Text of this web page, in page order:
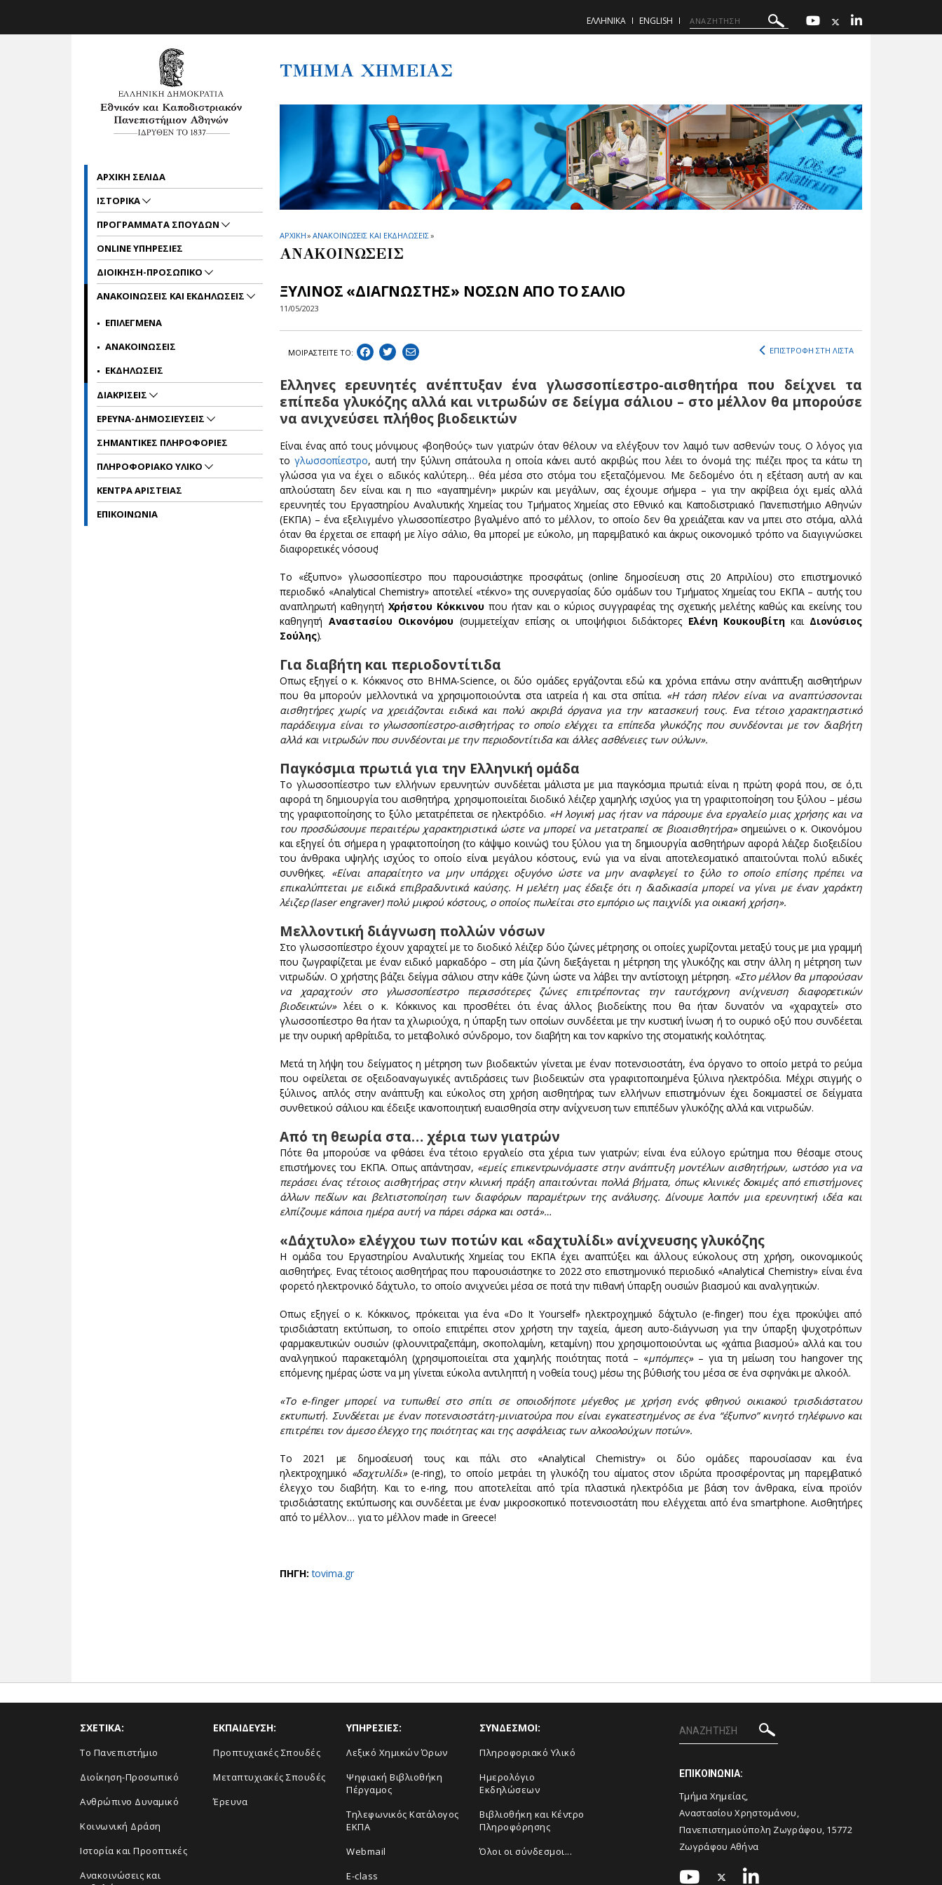
ΕΛΛΗΝΙΚΑ ENGLISH
ΤΜΗΜΑ ΧΗΜΕΙΑΣ
ΑΡΧΙΚΗ» ΑΝΑΚΟΙΝΩΣΕΙΣ ΚΑΙ ΕΚΔΗΛΩΣΕΙΣ»
ΑΝΑΚΟΙΝΩΣΕΙΣ
ΞΥΛΙΝΟΣ «ΔΙΑΓΝΩΣΤΗΣ» ΝΟΣΩΝ ΑΠΟ ΤΟ ΣΑΛΙΟ
11/05/2023
ΜΟΙΡΑΣΤEIΤΕ ΤΟ: ΕΠΙΣΤΡΟΦΗ ΣΤΗ ΛΙΣΤΑ
Ελληνες ερευνητές ανέπτυξαν ένα γλωσσοπίεστρο-αισθητήρα που δείχνει τα
επίπεδα γλυκόζης αλλά και νιτρωδών σε δείγμα σάλιου – στο μέλλον θα μπορούσε
να ανιχνεύσει πλήθος βιοδεικτών
Eίναι ένας από τους μόνιμους «βοηθούς» των γιατρών όταν θέλουν να ελέγξουν τον λαιμό των ασθενών τους. Ο λόγος για
το γλωσσοπίεστρο, αυτή την ξύλινη σπάτουλα η οποία κάνει αυτό ακριβώς που λέει το όνομά της: πιέζει προς τα κάτω τη
γλώσσα για να έχει ο ειδικός καλύτερη… θέα μέσα στο στόμα του εξεταζόμενου. Με δεδομένο ότι η εξέταση αυτή αν και
απλούστατη δεν είναι και η πιο «αγαπημένη» μικρών και μεγάλων, σας έχουμε σήμερα – για την ακρίβεια όχι εμείς αλλά
ερευνητές του Εργαστηρίου Αναλυτικής Χημείας του Τμήματος Χημείας στο Εθνικό και Καποδιστριακό Πανεπιστήμιο Αθηνών
(ΕΚΠΑ) – ένα εξελιγμένο γλωσσοπίεστρο βγαλμένο από το μέλλον, το οποίο δεν θα χρειάζεται καν να μπει στο στόμα, αλλά
όταν θα έρχεται σε επαφή με λίγο σάλιο, θα μπορεί με εύκολο, μη παρεμβατικό και άκρως οικονομικό τρόπο να διαγιγνώσκει
διαφορετικές νόσους!
Το «έξυπνο» γλωσσοπίεστρο που παρουσιάστηκε προσφάτως (online δημοσίευση στις 20 Απριλίου) στo επιστημονικό
περιοδικό «Analytical Chemistry» αποτελεί «τέκνο» της συνεργασίας δύο ομάδων του Τμήματος Χημείας του ΕΚΠΑ – αυτής του
αναπληρωτή καθηγητή Χρήστου Κόκκινουπου ήταν και ο κύριος συγγραφέας της σχετικής μελέτης καθώς και εκείνης του
καθηγητή Αναστασίου Οικονόμου (συμμετείχαν επίσης οι υποψήφιοι διδάκτορες Ελένη Κουκουβίτηκαι Διονύσιος
Σούλης).
Για διαβήτη και περιοδοντίτιδα
Οπως εξηγεί ο κ. Κόκκινος στο ΒΗΜΑ-Science, οι δύο ομάδες εργάζονται εδώ και χρόνια επάνω στην ανάπτυξη αισθητήρων
που θα μπορούν μελλοντικά να χρησιμοποιούνται στα ιατρεία ή και στα σπίτια. «Η τάση πλέον είναι να αναπτύσσονται
αισθητήρες χωρίς να χρειάζονται ειδικά και πολύ ακριβά όργανα για την κατασκευή τους. Ενα τέτοιο χαρακτηριστικό
παράδειγμα είναι το γλωσσοπίεστρο-αισθητήρας το οποίο ελέγχει τα επίπεδα γλυκόζης που συνδέονται με τον διαβήτη
αλλά και νιτρωδών που συνδέονται με την περιοδοντίτιδα και άλλες ασθένειες των ούλων».
Παγκόσμια πρωτιά για την Eλληνική ομάδα
Το γλωσσοπίεστρο των ελλήνων ερευνητών συνδέεται μάλιστα με μια παγκόσμια πρωτιά: είναι η πρώτη φορά που, σε ό,τι
αφορά τη δημιουργία του αισθητήρα, χρησιμοποιείται διοδικό λέιζερ χαμηλής ισχύος για τη γραφιτοποίηση του ξύλου – μέσω
της γραφιτοποίησης το ξύλο μετατρέπεται σε ηλεκτρόδιο. «Η λογική μας ήταν να πάρουμε ένα εργαλείο μιας χρήσης και να
του προσδώσουμε περαιτέρω χαρακτηριστικά ώστε να μπορεί να μετατραπεί σε βιοαισθητήρα»σημειώνει ο κ. Οικονόμου
και εξηγεί ότι σήμερα η γραφιτοποίηση (το κάψιμο κοινώς) του ξύλου για τη δημιουργία αισθητήρων αφορά λέιζερ διοξειδίου
του άνθρακα υψηλής ισχύος το οποίο είναι μεγάλου κόστους, ενώ για να είναι αποτελεσματικό απαιτούνται πολύ ειδικές
συνθήκες. «Είναι απαραίτητο να μην υπάρχει οξυγόνο ώστε να μην αναφλεγεί το ξύλο το οποίο επίσης πρέπει να
επικαλύπτεται με ειδικά επιβραδυντικά καύσης. Η μελέτη μας έδειξε ότι η διαδικασία μπορεί να γίνει με έναν χαράκτη
λέιζερ (laser engraver) πολύ μικρού κόστους, ο οποίος πωλείται στο εμπόριο ως παιχνίδι για οικιακή χρήση».
Μελλοντική διάγνωση πολλών νόσων
Στο γλωσσοπίεστρο έχουν χαραχτεί με το διοδικό λέιζερ δύο ζώνες μέτρησης οι οποίες χωρίζονται μεταξύ τους με μια γραμμή
που ζωγραφίζεται με έναν ειδικό μαρκαδόρο – στη μία ζώνη διεξάγεται η μέτρηση της γλυκόζης και στην άλλη η μέτρηση των
νιτρωδών. Ο χρήστης βάζει δείγμα σάλιου στην κάθε ζώνη ώστε να λάβει την αντίστοιχη μέτρηση. «Στο μέλλον θα μπορούσαν
να χαραχτούν στο γλωσσοπίεστρο περισσότερες ζώνες επιτρέποντας την ταυτόχρονη ανίχνευση διαφορετικών
βιοδεικτών» λέει ο κ. Κόκκινος και προσθέτει ότι ένας άλλος βιοδείκτης που θα ήταν δυνατόν να «χαραχτεί» στο
γλωσσοπίεστρο θα ήταν τα χλωριούχα, η ύπαρξη των οποίων συνδέεται με την κυστική ίνωση ή το ουρικό οξύ που συνδέεται
με την ουρική αρθρίτιδα, το μεταβολικό σύνδρομο, τον διαβήτη και τον καρκίνο της στοματικής κοιλότητας.
Μετά τη λήψη του δείγματος η μέτρηση των βιοδεικτών γίνεται με έναν ποτενσιοστάτη, ένα όργανο το οποίο μετρά το ρεύμα
που οφείλεται σε οξειδοαναγωγικές αντιδράσεις των βιοδεικτών στα γραφιτοποιημένα ξύλινα ηλεκτρόδια. Μέχρι στιγμής ο
ξύλινος, απλός στην ανάπτυξη και εύκολος στη χρήση αισθητήρας των ελλήνων επιστημόνων έχει δοκιμαστεί σε δείγματα
συνθετικού σάλιου και έδειξε ικανοποιητική ευαισθησία στην ανίχνευση των επιπέδων γλυκόζης αλλά και νιτρωδών.
Από τη θεωρία στα… χέρια των γιατρών
Πότε θα μπορούσε να φθάσει ένα τέτοιο εργαλείο στα χέρια των γιατρών; είναι ένα εύλογο ερώτημα που θέσαμε στους
επιστήμονες του ΕΚΠΑ. Οπως απάντησαν, «εμείς επικεντρωνόμαστε στην ανάπτυξη μοντέλων αισθητήρων, ωστόσο για να
περάσει ένας τέτοιος αισθητήρας στην κλινική πράξη απαιτούνται πολλά βήματα, όπως κλινικές δοκιμές από επιστήμονες
άλλων πεδίων και βελτιστοποίηση των διαφόρων παραμέτρων της ανάλυσης. Δίνουμε λοιπόν μια ερευνητική ιδέα και
ελπίζουμε κάποια ημέρα αυτή να πάρει σάρκα και οστά»…
«Δάχτυλο» ελέγχου των ποτών και «δαχτυλίδι» ανίχνευσης γλυκόζης
Η ομάδα του Εργαστηρίου Αναλυτικής Χημείας του ΕΚΠΑ έχει αναπτύξει και άλλους εύκολους στη χρήση, οικονομικούς
αισθητήρες. Ενας τέτοιος αισθητήρας που παρουσιάστηκε το 2022 στο επιστημονικό περιοδικό «Analytical Chemistry» είναι ένα
φορετό ηλεκτρονικό δάχτυλο, το οποίο ανιχνεύει μέσα σε ποτά την πιθανή ύπαρξη ουσιών βιασμού και αναλγητικών.
Οπως εξηγεί ο κ. Κόκκινος, πρόκειται για ένα «Do It Yourself» ηλεκτροχημικό δάχτυλο (e-finger) που έχει προκύψει από
τρισδιάστατη εκτύπωση, το οποίο επιτρέπει στον χρήστη την ταχεία, άμεση αυτο-διάγνωση για την ύπαρξη ψυχοτρόπων
φαρμακευτικών ουσιών (φλουνιτραζεπάμη, σκοπολαμίνη, κεταμίνη) που χρησιμοποιούνται ως «χάπια βιασμού» αλλά και του
αναλγητικού παρακεταμόλη (χρησιμοποιείται στα χαμηλής ποιότητας ποτά – «μπόμπες»– για τη μείωση του hangover της
επόμενης ημέρας ώστε να μη γίνεται εύκολα αντιληπτή η νοθεία τους) μέσω της βύθισής του μέσα σε ένα σφηνάκι με αλκοόλ.
«Το e-finger μπορεί να τυπωθεί στο σπίτι σε οποιοδήποτε μέγεθος με χρήση ενός φθηνού οικιακού τρισδιάστατου
εκτυπωτή. Συνδέεται με έναν ποτενσιοστάτη-μινιατούρα που είναι εγκατεστημένος σε ένα “έξυπνο” κινητό τηλέφωνο και
επιτρέπει τον άμεσο έλεγχο της ποιότητας και της ασφάλειας των αλκοολούχων ποτών».
Το 2021 με δημοσίευσή τους και πάλι στο «Analytical Chemistry» οι δύο ομάδες παρουσίασαν και ένα
ηλεκτροχημικό «δαχτυλίδι»(e-ring), το οποίο μετράει τη γλυκόζη του αίματος στον ιδρώτα προσφέροντας μη παρεμβατικό
έλεγχο του διαβήτη. Και το e-ring, που αποτελείται από τρία πλαστικά ηλεκτρόδια με βάση τον άνθρακα, είναι προϊόν
τρισδιάστατης εκτύπωσης και συνδέεται με έναν μικροσκοπικό ποτενσιοστάτη που ελέγχεται από ένα smartphone. Αισθητήρες
από το μέλλον… για το μέλλον made in Greece!
ΠΗΓΗ:tovima.gr
ΑΡΧΙΚΗ ΣΕΛΙΔΑ
ΙΣΤΟΡΙΚΑ
ΠΡΟΓΡΑΜΜΑΤΑ ΣΠΟΥΔΩΝ
ONLINE ΥΠΗΡΕΣΙΕΣ
ΔΙΟΙΚΗΣΗ-ΠΡΟΣΩΠΙΚΟ
ΑΝΑΚΟΙΝΩΣΕΙΣ ΚΑΙ ΕΚΔΗΛΩΣΕΙΣ
ΕΠΙΛΕΓΜΕΝΑ
ΑΝΑΚΟΙΝΩΣΕΙΣ
ΕΚΔΗΛΩΣΕΙΣ
ΔΙΑΚΡΙΣΕΙΣ
ΕΡΕΥΝΑ-ΔΗΜΟΣΙΕΥΣΕΙΣ
ΣΗΜΑΝΤΙΚΕΣ ΠΛΗΡΟΦΟΡΙΕΣ
ΠΛΗΡΟΦΟΡΙΑΚΟ ΥΛΙΚΟ
ΚΕΝΤΡΑ ΑΡΙΣΤΕΙΑΣ
ΕΠΙΚΟΙΝΩΝΙΑ
ΣΧΕΤΙΚΑ:
Το Πανεπιστήμιο
Διοίκηση-Προσωπικό
Ανθρώπινο Δυναμικό
Κοινωνική Δράση
Ιστορία και Προοπτικές
Ανακοινώσεις και
ΕΚΠΑΙΔΕΥΣΗ:
Προπτυχιακές Σπουδές
Μεταπτυχιακές Σπουδές
Έρευνα
ΥΠΗΡΕΣΙΕΣ:
Λεξικό Χημικών Όρων
Ψηφιακή Βιβλιοθήκη
Πέργαμος
Τηλεφωνικός Κατάλογος
ΕΚΠΑ
Webmail
E-class
ΣΥΝΔΕΣΜΟΙ:
Πληροφοριακό Υλικό
Ημερολόγιο
Εκδηλώσεων
Βιβλιοθήκη και Κέντρο
Πληροφόρησης
Όλοι οι σύνδεσμοι...
ΕΠΙΚΟΙΝΩΝΙΑ:
Τμήμα Χημείας,
Αναστασίου Χρηστομάνου,
Πανεπιστημιούπολη Ζωγράφου, 15772
Ζωγράφου Αθήνα